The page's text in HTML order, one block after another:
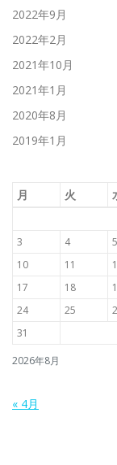
2022年9月
2022年2月
2021年10月
2021年1月
2020年8月
2019年1月
2026年8月
月 火
3
4 5
10
11
17
18
24
25
31
« 4月